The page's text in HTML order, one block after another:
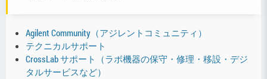
Agilent Community（アジレントコミュニティ）
テクニカルサポート
CrossLab サポート（ラボ機器の保守・修理・移設・デジ
タルサービスなど）